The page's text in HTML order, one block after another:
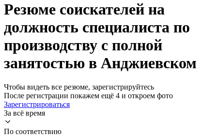
Резюме соискателей на
должность специалиста по
производству с полной
занятостью в Анджиевском
Чтобы видеть все резюме, зарегистрируйтесь
После регистрации покажем ещё 4 и откроем фото
Зарегистрироваться
За всё время
По соответствию